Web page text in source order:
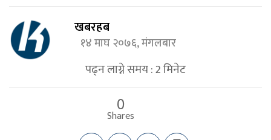
खबरहब
१४ माघ २०७६, मंगलबार
पढ्न लाग्ने समय :2मिनेट
0
Shares